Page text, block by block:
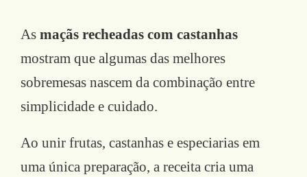
As maçãs recheadas com castanhas
mostram que algumas das melhores
sobremesas nascem da combinação entre
simplicidade e cuidado.
Ao unir frutas, castanhas e especiarias em
uma única preparação, a receita cria uma